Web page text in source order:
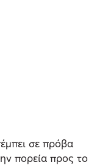
σε πρόβα
πορεία προς το